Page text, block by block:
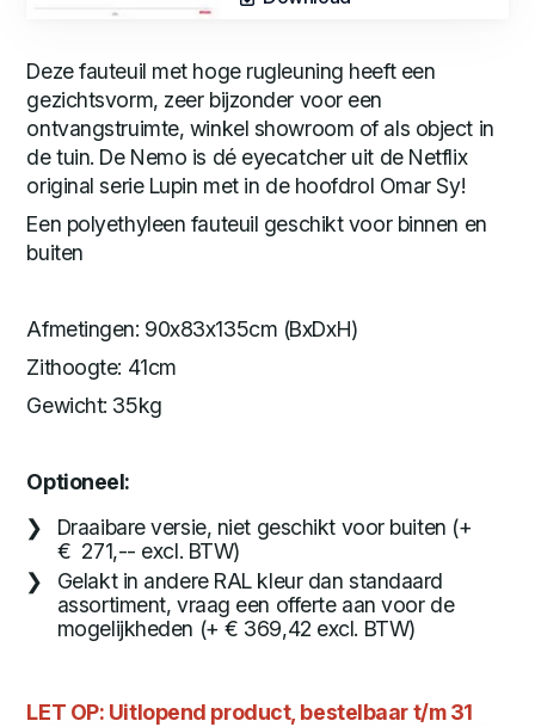
Deze fauteuil met hoge rugleuning heeft een
gezichtsvorm, zeer bijzonder voor een
ontvangstruimte, winkel showroom of als object in
de tuin. De Nemo is dé eyecatcher uit de Netflix
original serie Lupin met in de hoofdrol Omar Sy!
Een polyethyleen fauteuil geschikt voor binnen en
buiten
Afmetingen: 90x83x135cm (BxDxH)
Zithoogte: 41cm
Gewicht: 35kg
Optioneel:
Draaibare versie, niet geschikt voor buiten (+
€ 271,-- excl. BTW)
Gelakt in andere RAL kleur dan standaard
assortiment, vraag een offerte aan voor de
mogelijkheden (+ € 369,42 excl. BTW)
LET OP: Uitlopend product, bestelbaar t/m 31